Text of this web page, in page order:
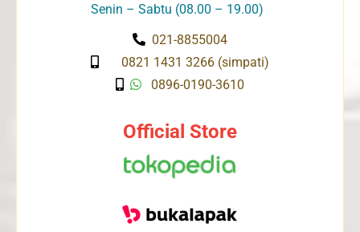
Senin – Sabtu (08.00 – 19.00)
021-8855004
0821 1431 3266 (simpati)
0896-0190-3610
Official Store